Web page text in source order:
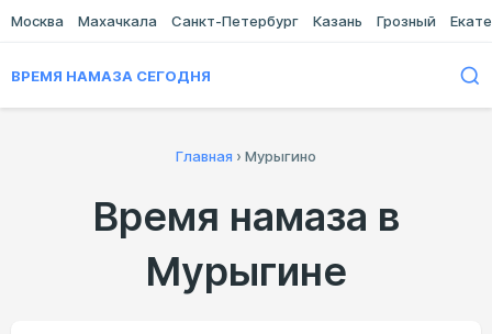
Москва Махачкала Санкт-Петербург Казань Грозный
ВРЕМЯ НАМАЗА СЕГОДНЯ
Главная › Мурыгино
Время намаза в
Мурыгине